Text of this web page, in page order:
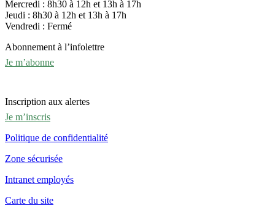
Mercredi : 8h30 à 12h et 13h à 17h
Jeudi : 8h30 à 12h et 13h à 17h
Vendredi : Fermé
Abonnement à l’infolettre
Je m’abonne
Inscription aux alertes
Je m’inscris
Politique de confidentialité
Zone sécurisée
Intranet employés
Carte du site